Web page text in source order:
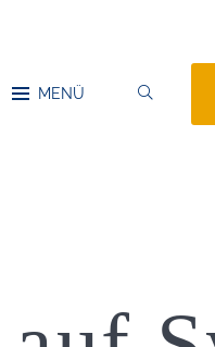
MENÜ